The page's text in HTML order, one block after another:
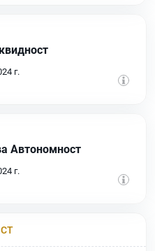
г.
Автономност
г.